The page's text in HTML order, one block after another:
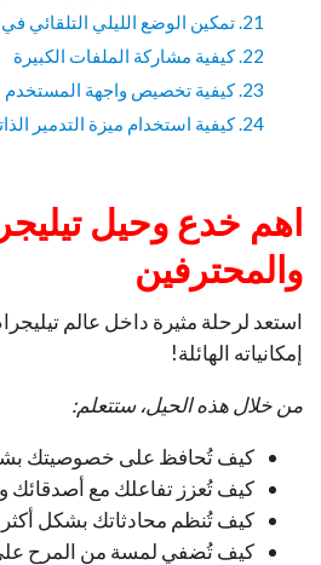
21. تمكين الوضع الليلي التلقائي في تيليجرام
22. كيفية مشاركة الملفات الكبيرة
23. كيفية تخصيص واجهة المستخدم
24. كيفية استخدام ميزة التدمير الذاتي للرسائل
اهم خدع وحيل
والمحترفين
استعد لرحلة مثيرة داخل عالم
إمكانياته الهائلة!
من خلال هذه الحيل، ستتعلم:
كيف تُحافظ على خصوصيتك
كيف تُعزز تفاعلك مع أصدقائك
كيف تُنظم محادثاتك بشكل
كيف تُضفي لمسة من المرح